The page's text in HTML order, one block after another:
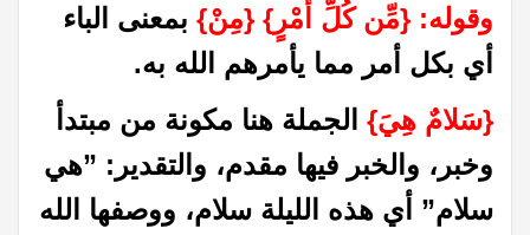
وقوله‏:‏ ‏{‏مِّن كُلِّ أَمْرٍ‏} ‏{‏مِنْ‏}‏ بمعنى الباء
أي بكل أمر مما يأمرهم الله به.
‏{‏سَلامٌ هِيَ‏} ‏ الجملة هنا مكونة من مبتدأ
وخبر، والخبر فيها مقدم، والتقدير‏:‏ ‏”‏هي
سلام‏”‏ أي هذه الليلة سلام، ووصفها الله